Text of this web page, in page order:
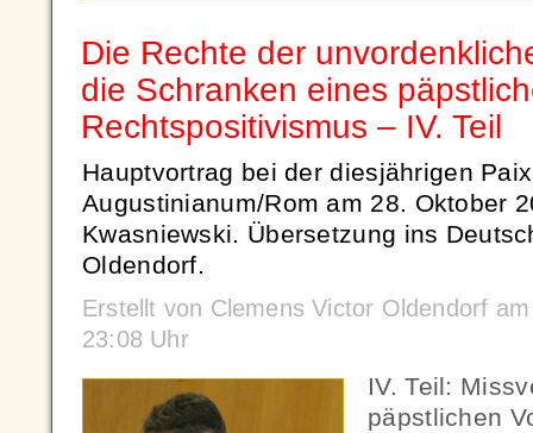
Die Rechte der
die Schranken eines
Rechtspositivismus – IV. Teil
Hauptvortrag bei der diesjährigen
Augustinianum/Rom am 28. Oktober
Kwasniewski. Übersetzung ins
Oldendorf.
Erstellt von Clemens Victor Oldendorf
23:08 Uhr
IV. Teil:
päpstlichen